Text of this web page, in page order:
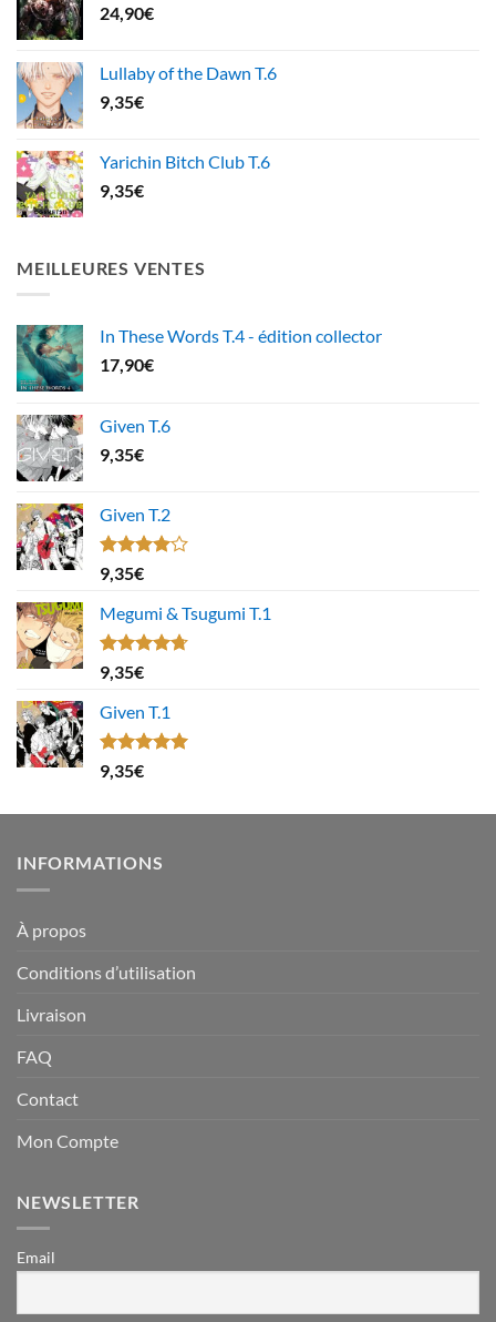
24,90€
Lullaby of the Dawn T.6
9,35€
Yarichin Bitch Club T.6
9,35€
MEILLEURES VENTES
In These Words T.4 - édition collector
17,90€
Given T.6
9,35€
Given T.2
Note
4.00
5
9,35€
Megumi & Tsugumi T.1
Note4.67
sur 5
9,35€
Given T.1
Note5.00
sur 5
9,35€
INFORMATIONS
À propos
Conditions d’utilisation
Livraison
FAQ
Contact
Mon Compte
NEWSLETTER
Email